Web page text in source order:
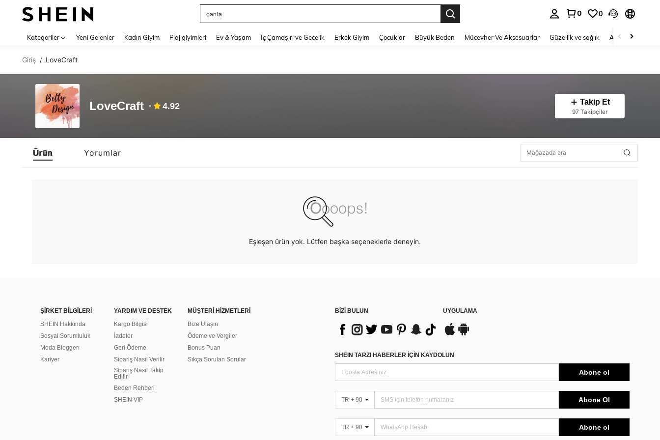
çanta
0 0
Kategoriler Yeni Gelenler Kadın Giyim Plaj giyimleri Ev & Yaşam İç Çamaşırı ve Gecelik Erkek Giyim Çocuklar Büyük Beden Mücevher Ve Aksesuarlar Güzellik ve sağlık Ayakkabı
Giriş / LoveCraft
LoveCraft 4.92 Takip Et
97 Takipçiler
Ürün Yorumlar
Eşleşen ürün yok. Lütfen başka seçeneklerle deneyin.
ŞİRKET BİLGİLERİ
SHEIN Hakkında
Sosyal Sorumluluk
Moda Bloggerı
Kariyer
YARDIM VE DESTEK
Kargo Bilgisi
İadeler
Geri Ödeme
Sipariş Nasıl Verilir
Sipariş Nasıl Takip
Edilir
Beden Rehberi
SHEIN VIP
MÜŞTERİ HİZMETLERİ
Bize Ulaşın
Ödeme ve Vergiler
Bonus Puan
Sıkça Sorulan Sorular
BİZİ BULUN UYGULAMA
SHEIN TARZI HABERLER IÇIN KAYDOLUN
Abone ol
TR + 90 Abone Ol
TR + 90 Abone ol